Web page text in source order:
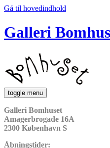
Gå til hovedindhold
Galleri
toggle menu
Galleri Bomhuset
Amagerbrogade 16A
2300 København S
Åbningstider: